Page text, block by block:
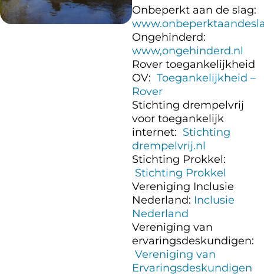
Onbeperkt aan de slag:
Ongehinderd:
www,ongehinderd.nl
Rover toegankelijkheid
OV: Toegankelijkheid –
Rover
Stichting drempelvrij
voor toegankelijk
internet: Stichting
drempelvrij.nl
Stichting Prokkel:
Stichting Prokkel
Vereniging Inclusie
Nederland: Inclusie
Nederland
Vereniging van
ervaringsdeskundigen:
Vereniging van
Ervaringsdeskundigen